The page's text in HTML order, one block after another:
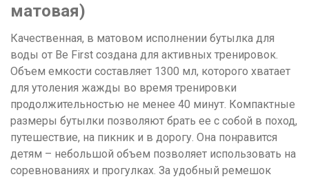
матовая)
Качественная, в матовом исполнении бутылка для
воды от Be First создана для активных тренировок.
Объем емкости составляет 1300 мл, которого хватает
для утоления жажды во время тренировки
продолжительностью не менее 40 минут. Компактные
размеры бутылки позволяют брать ее с собой в поход,
путешествие, на пикник и в дорогу. Она понравится
детям – небольшой объем позволяет использовать на
соревнованиях и прогулках. За удобный ремешок